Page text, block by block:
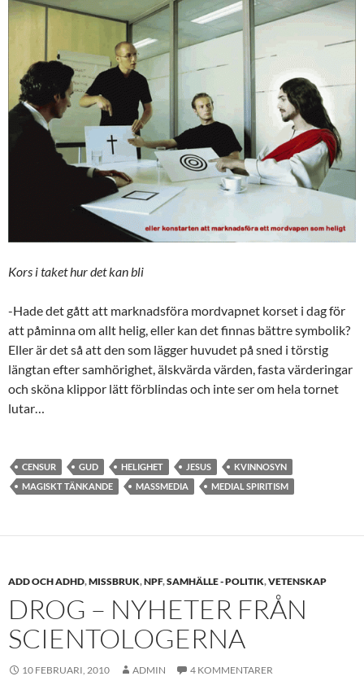
Kors i taket hur det kan bli
-Hade det gått att marknadsföra mordvapnet korset i dag för
att påminna om allt helig, eller kan det finnas bättre symbolik?
Eller är det så att den som lägger huvudet på sned i törstig
längtan efter samhörighet, älskvärda värden, fasta värderingar
och sköna klippor lätt förblindas och inte ser om hela tornet
lutar…
CENSUR GUD HELIGHET JESUS
KVINNOSYN
MAGISKT TÄNKANDE
MASSMEDIA MEDIAL SPIRITISM
ADD OCH ADHD,MISSBRUK,NPF,SAMHÄLLE - POLITIK,VETENSKAP
DROG – NYHETER FRÅN
SCIENTOLOGERNA
10 FEBRUARI, 2010 ADMIN 4 KOMMENTARER